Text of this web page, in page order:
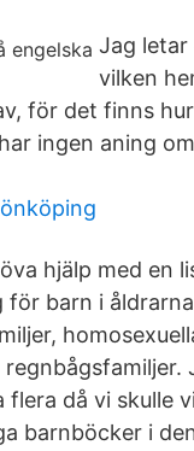
Jag
vilken
för det finns
ingen aning
hjälp med en
barn i åldrarna
då vi skulle
barnböcker i